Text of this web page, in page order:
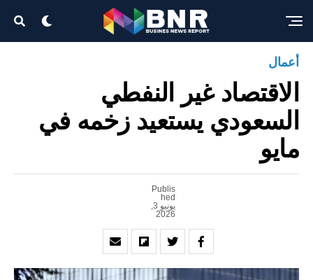
أعمال
الاقتصاد غير النفطي
السعودي يستعيد زخمه في
مايو
Publis
hed
يونيو 3,
2026
Exit mobile version